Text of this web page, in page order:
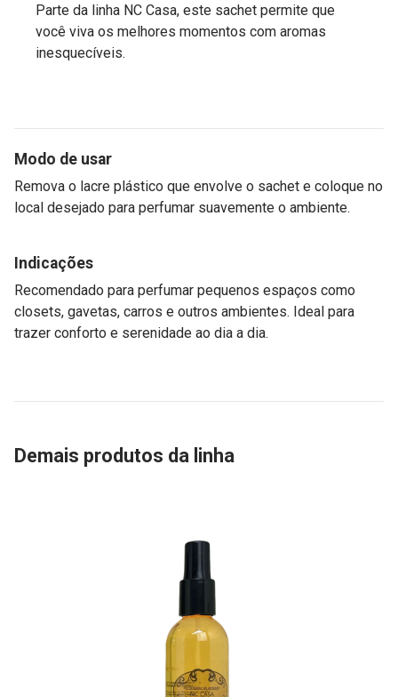
Parte da linha NC Casa, este sachet permite que
você viva os melhores momentos com aromas
inesquecíveis.
Modo de usar
Remova o lacre plástico que envolve o sachet e coloque no
local desejado para perfumar suavemente o ambiente.
Indicações
Recomendado para perfumar pequenos espaços como
closets, gavetas, carros e outros ambientes. Ideal para
trazer conforto e serenidade ao dia a dia.
Demais produtos da linha